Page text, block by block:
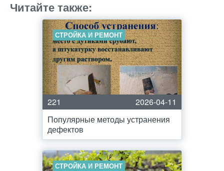
Читайте также:
СТРОЙКА И РЕМОНТ
221
2026-04-11
Популярные методы устранения
дефектов
СТРОЙКА И РЕМОНТ